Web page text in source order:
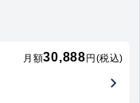
月額30,888 円(税込)